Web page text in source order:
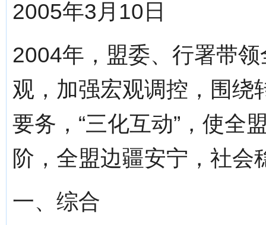
2005年3月10日
2004年，盟委、行署带
观，加强宏观调控，围绕
要务，“三化互动”，使全
阶，全盟边疆安宁，社会
一、综合